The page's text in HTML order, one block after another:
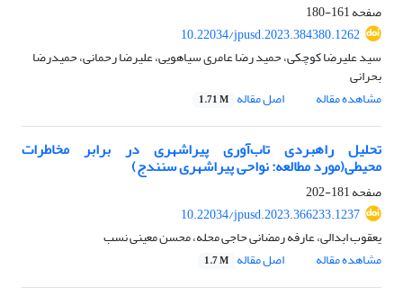
صفحه161-180
10.22034/jpusd.2023.384380.1262
سید علیرضا کوچکی، حمید رضا عامری سیاهویی، علیرضا رحمانی، حمیدرضا
بحرانی
مشاهده مقاله
اصل مقاله 1.71 M
تحلیل راهبردی تاب‌آوری پیراشهری در برابر مخاطرات
محیطی(مورد مطالعه: نواحی پیراشهری سنندج)
صفحه181-202
10.22034/jpusd.2023.366233.1237
یعقوب ابدالی، عارفه رمضانی حاجی محله، محسن معینی نسب
مشاهده مقاله
اصل مقاله 1.7 M